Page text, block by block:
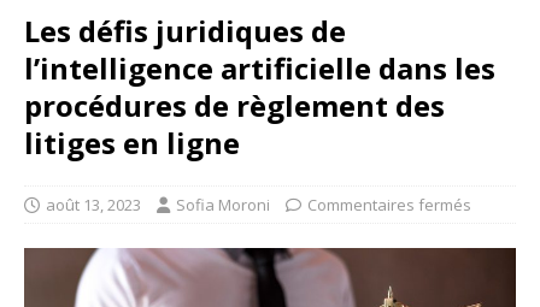
Les défis juridiques de
l’intelligence artificielle dans les
procédures de règlement des
litiges en ligne
août 13, 2023 Sofia Moroni Commentaires fermés